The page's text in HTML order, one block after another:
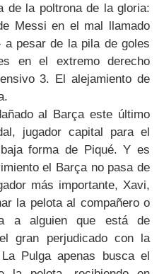
de la poltrona de la gloria:
Messi en el mal llamado
a pesar de la pila de goles
en el extremo derecho
3. El alejamiento de
al Barça este último
jugador capital para el
forma de Piqué. Y es
el Barça no pasa de
más importante, Xavi,
la pelota al compañero o
a alguien que está de
gran perjudicado con la
Pulga apenas busca el